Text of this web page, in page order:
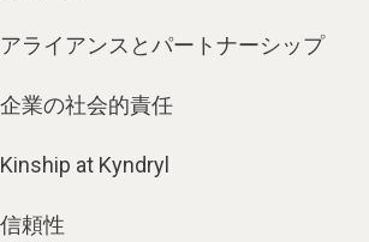
アライアンスとパートナーシップ
企業の社会的責任
Kinship at Kyndryl
信頼性